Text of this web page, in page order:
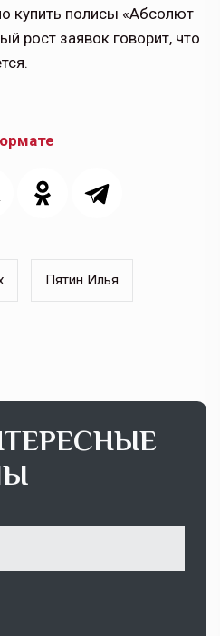
купить полисы «Абсолют
рост заявок говорит, что
Пятин Илья